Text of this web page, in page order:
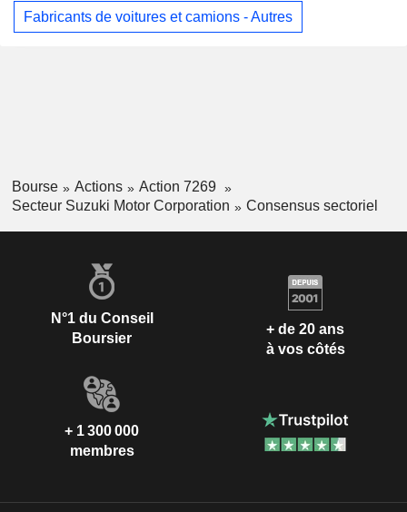
Fabricants de voitures et camions - Autres
Bourse Actions
Action 7269
Secteur Suzuki Motor Corporation
Consensus sectoriel
N°1 du Conseil
Boursier
+ de 20 ans
à vos côtés
+ 1 300 000
membres